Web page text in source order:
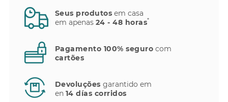
Seus produtos em casa
em apenas 24 - 48 horas*
Pagamento 100% seguro com
cartões
Devoluções garantido em
en 14 días corridos